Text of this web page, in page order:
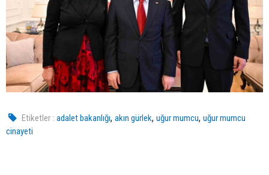
Etiketler : adalet bakanlığı,akın gürlek,uğur mumcu,uğur mumcu
cinayeti